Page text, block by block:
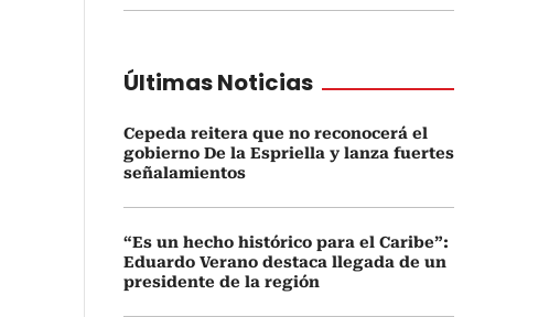
Últimas Noticias
Cepeda reitera que no reconocerá el
gobierno De la Espriella y lanza fuertes
señalamientos
“Es un hecho histórico para el Caribe”:
Eduardo Verano destaca llegada de un
presidente de la región